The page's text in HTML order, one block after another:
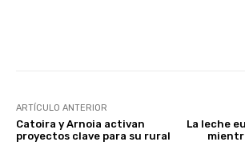
ARTÍCULO ANTERIOR
Catoira y Arnoia activan
proyectos clave para su rural
La leche